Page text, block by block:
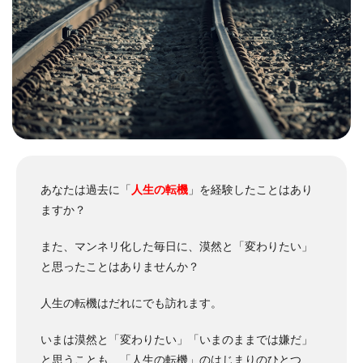
あなたは過去に 「 人生の転機 」 を経験したことはあり
ますか？
また、マンネリ化した毎日に、漠然と「変わりたい」
と思ったことはありませんか？
人生の転機はだれにでも訪れます。
いまは漠然と「変わりたい」「いまのままでは嫌だ」
と思うことも、「人生の転機」のはじまりのひとつ